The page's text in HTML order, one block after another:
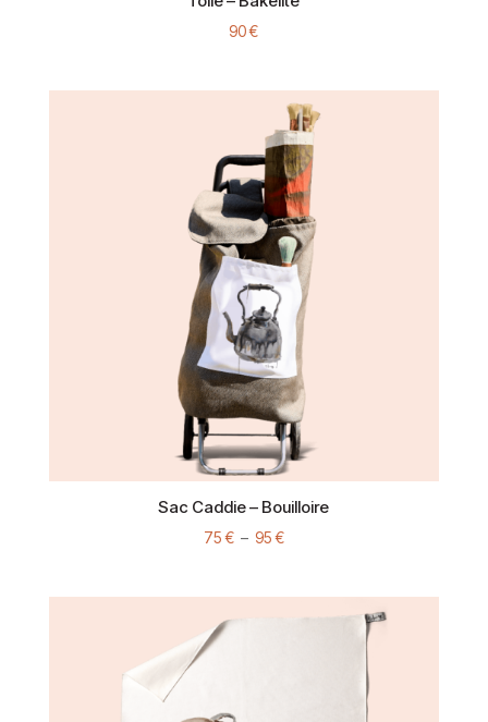
90€
Sac Caddie – Bouilloire
75€ – 95€Plage
prix :
75 €